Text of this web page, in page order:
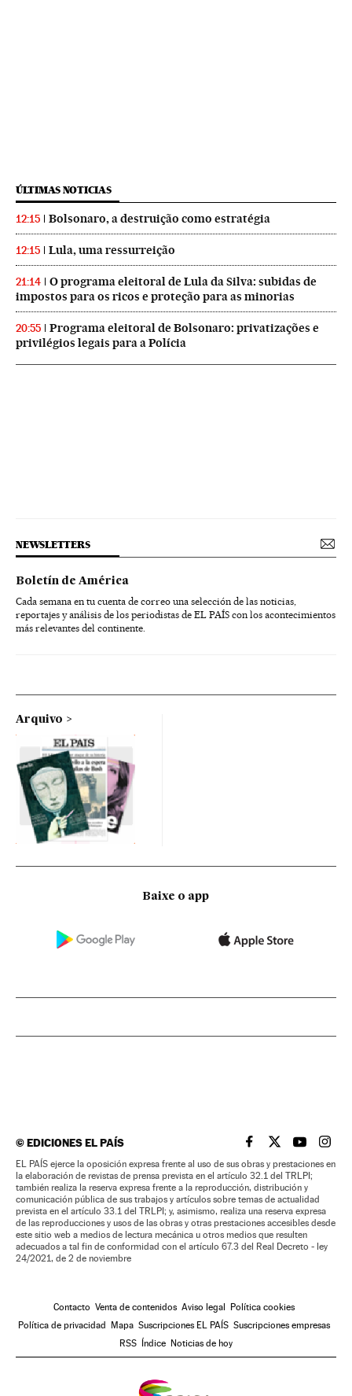
ÚLTIMAS NOTICIAS
12:15 Bolsonaro, a destruição como estratégia
12:15 Lula, uma ressurreição
21:14
O programa eleitoral de Lula da Silva: subidas de
impostos para os ricos e proteção para as minorias
20:55
Programa eleitoral de Bolsonaro: privatizações e
privilégios legais para a Polícia
NEWSLETTERS
Boletín de América
Cada semana en tu cuenta de correo una selección de las noticias,
reportajes y análisis de los periodistas de EL PAÍS con los acontecimientos
más relevantes del continente.
Arquivo
Baixe o app
©EDICIONES EL PAÍS EL PAÍS BRASIL EN
EL PAÍSEL PAÍS
EL
EL PAÍS ejerce la oposición expresa frente al uso de sus obras y prestaciones en
la elaboración de revistas de prensa prevista en el artículo 32.1 del TRLPI;
también realiza la reserva expresa frente a la reproducción, distribución y
comunicación pública de sus trabajos y artículos sobre temas de actualidad
prevista en el artículo 33.1 del TRLPI; y, asimismo, realiza una reserva expresa
de las reproducciones y usos de las obras y otras prestaciones accesibles desde
este sitio web a medios de lectura mecánica u otros medios que resulten
adecuados a tal fin de conformidad con el artículo 67.3 del Real Decreto - ley
24/2021, de 2 de noviembre
Contacto Venta de contenidos Aviso legal
Política cookies
Política de privacidad
Mapa Suscripciones EL PAÍS Suscripciones empresas
RSS
Índice Noticias de hoy